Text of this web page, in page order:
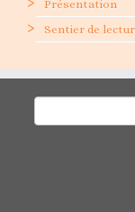
Présentation
Sentier de